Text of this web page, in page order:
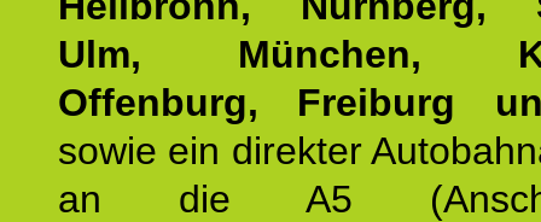
Ulm, München,
Offenburg, Freiburg
sowie ein direkter
an die A5